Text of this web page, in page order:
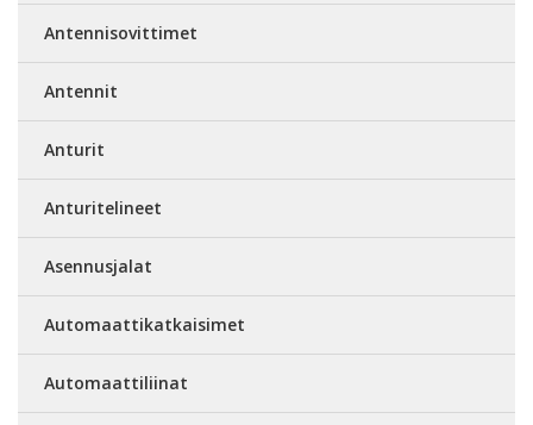
Antennisovittimet
Antennit
Anturit
Anturitelineet
Asennusjalat
Automaattikatkaisimet
Automaattiliinat